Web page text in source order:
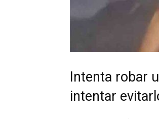
Intenta robar
intentar